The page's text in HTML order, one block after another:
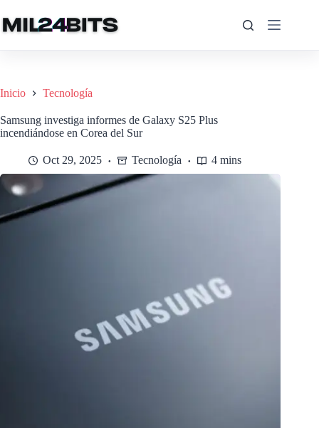
al
contenido
Inicio Tecnología
Samsung investiga informes de Galaxy S25 Plus
incendiándose en Corea del Sur
Oct 29, 2025 Tecnología 4 mins